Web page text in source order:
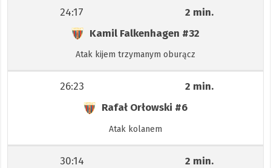
24:17
2 min.
Kamil Falkenhagen #32
Atak kijem trzymanym oburącz
26:23
2 min.
Rafał Orłowski #6
Atak kolanem
30:14
2 min.